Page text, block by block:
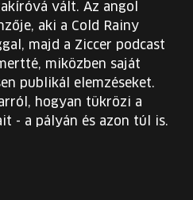
vált. Az angol
aki a Cold Rainy
majd a Ziccer podcast
miközben saját
publikál elemzéseket.
hogyan tükrözi a
- a pályán és azon túl is.